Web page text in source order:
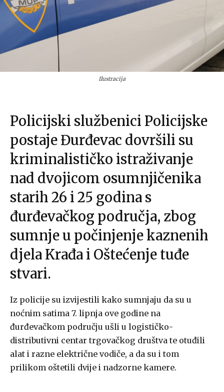
Ilustracija
Policijski službenici Policijske
postaje Đurđevac dovršili su
kriminalističko istraživanje
nad dvojicom osumnjičenika
starih 26 i 25 godina s
đurđevačkog područja, zbog
sumnje u počinjenje kaznenih
djela Krađa i Oštećenje tuđe
stvari.
Iz policije su izvijestili kako sumnjaju da su u
noćnim satima 7. lipnja ove godine na
đurđevačkom području ušli u logističko-
distributivni centar trgovačkog društva te otuđili
alat i razne električne vodiče, a da su i tom
prilikom oštetili dvije i nadzorne kamere.